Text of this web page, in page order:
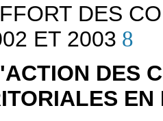
DES
ET 2003 8
DES
EN